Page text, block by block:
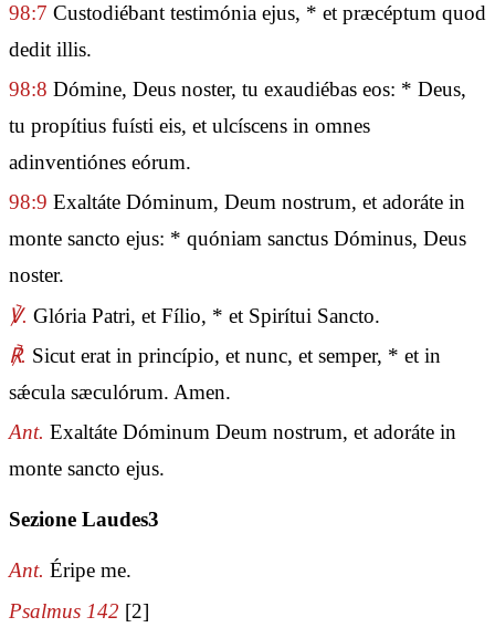
98:7 Custodiébant testimónia ejus, * et præcéptum quod
dedit illis.
98:8 Dómine, Deus noster, tu exaudiébas eos: * Deus,
tu propítius fuísti eis, et ulcíscens in omnes
adinventiónes eórum.
98:9 Exaltáte Dóminum, Deum nostrum, et adoráte in
monte sancto ejus: * quóniam sanctus Dóminus, Deus
noster.
℣. Glória Patri, et Fílio, * et Spirítui Sancto.
℟. Sicut erat in princípio, et nunc, et semper, * et in
sǽcula sæculórum. Amen.
Ant. Exaltáte Dóminum Deum nostrum, et adoráte in
monte sancto ejus.
Sezione Laudes3
Ant. Éripe me.
Psalmus 142 [2]